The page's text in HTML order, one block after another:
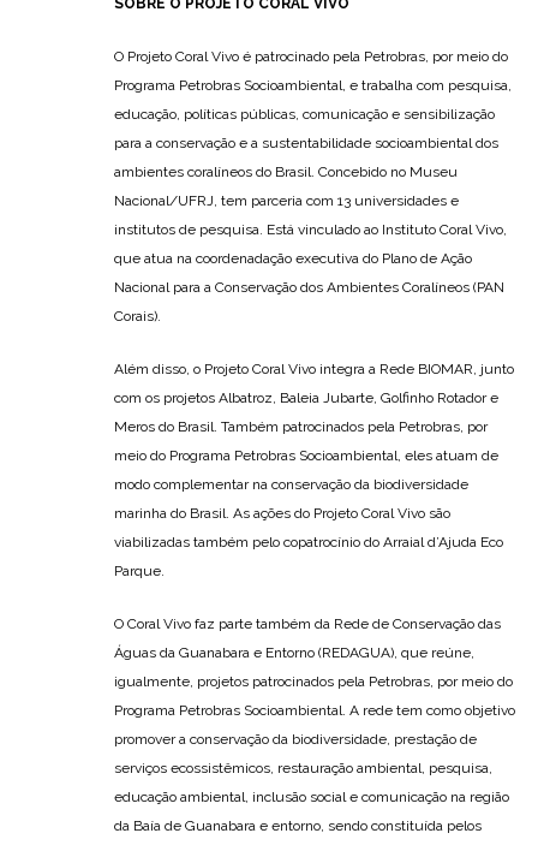
SOBRE O PROJETO CORAL VIVO
O Projeto Coral Vivo é patrocinado pela Petrobras, por meio do
Programa Petrobras Socioambiental, e trabalha com pesquisa,
educação, políticas públicas, comunicação e sensibilização
para a conservação e a sustentabilidade socioambiental dos
ambientes coralíneos do Brasil. Concebido no Museu
Nacional/UFRJ, tem parceria com 13 universidades e
institutos de pesquisa. Está vinculado ao Instituto Coral Vivo,
que atua na coordenadação executiva do Plano de Ação
Nacional para a Conservação dos Ambientes Coralíneos (PAN
Corais).
Além disso, o Projeto Coral Vivo integra a Rede BIOMAR, junto
com os projetos Albatroz, Baleia Jubarte, Golfinho Rotador e
Meros do Brasil. Também patrocinados pela Petrobras, por
meio do Programa Petrobras Socioambiental, eles atuam de
modo complementar na conservação da biodiversidade
marinha do Brasil. As ações do Projeto Coral Vivo são
viabilizadas também pelo copatrocínio do Arraial d’Ajuda Eco
Parque.
O Coral Vivo faz parte também da Rede de Conservação das
Águas da Guanabara e Entorno (REDAGUA), que reúne,
igualmente, projetos patrocinados pela Petrobras, por meio do
Programa Petrobras Socioambiental. A rede tem como objetivo
promover a conservação da biodiversidade, prestação de
serviços ecossistêmicos, restauração ambiental, pesquisa,
educação ambiental, inclusão social e comunicação na região
da Baía de Guanabara e entorno, sendo constituída pelos